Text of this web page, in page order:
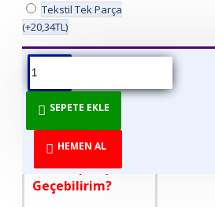
Tekstil Tek Parça
(+20,34TL)
SEPETE EKLE
HEMEN AL
ÜRÜN BILGISI ÜRÜN YORUMLARI
DİREKT ÜRETİCİDEN
TÜKETİCİYE!
Nasıl Sipariş
Geçebilirim?